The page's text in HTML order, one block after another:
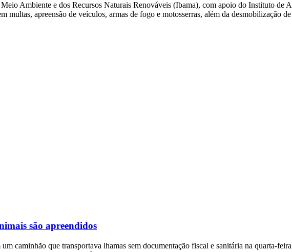
Ambiente e dos Recursos Naturais Renováveis (Ibama), com apoio do Instituto de
apreensão de veículos, armas de fogo e motosserras, além da desmobilização
são apreendidos
caminhão que transportava lhamas sem documentação fiscal e sanitária na quarta-